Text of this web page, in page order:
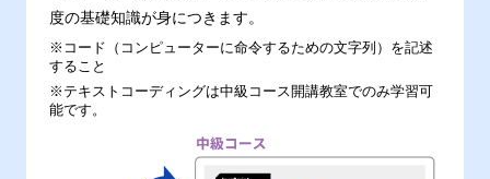
度の基礎知識が身につきます。
※コード（コンピューターに命令するための文字列）を記述
すること
※テキストコーディングは中級コース開講教室でのみ学習可
能です。